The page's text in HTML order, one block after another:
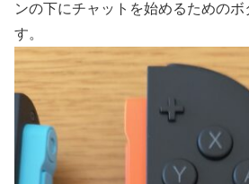
ンの下にチャットを始めるためのボ
す。